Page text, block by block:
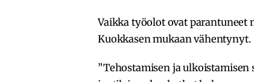
Vaikka työolot ovat parantuneet
Kuokkasen mukaan vähentynyt.
”Tehostamisen ja